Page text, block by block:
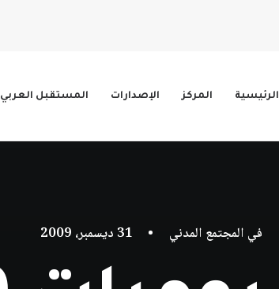
الرئيسية المركز الإصدارات المستقبل العربي
في المجتمع المدني • 31 ديسمبر، 2009